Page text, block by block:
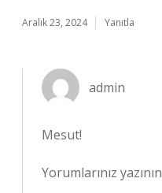
Aralık 23, 2024 Yanıtla
admin
Mesut!
Yorumlarınız yazının